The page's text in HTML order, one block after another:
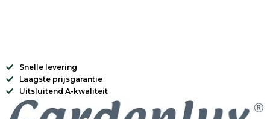
Snelle levering
Laagste prijsgarantie
Uitsluitend A-kwaliteit